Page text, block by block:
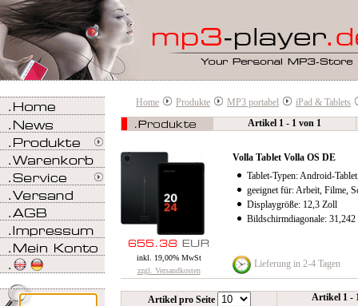
Home Produkte MP3 portabel
iPad & Tablets
Artikel 1 - 1 von 1
Volla Tablet Volla OS DE
Tablet-Typen: Android-
geeignet für: Arbeit, Filme,
Displaygröße: 12,3 Zoll
Bildschirmdiagonale: 31,242
inkl. 19,00% MwSt
zzgl. Versandkosten
Lieferung in 2-4 Tagen
Artikel pro Seite Artikel 1 -